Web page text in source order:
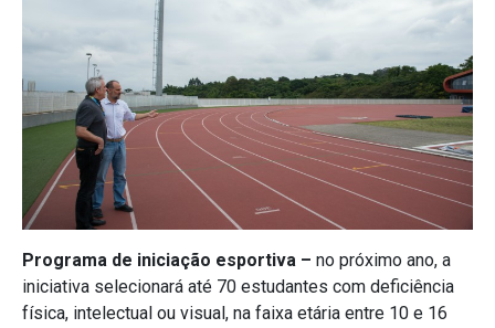
Programa de iniciação esportiva – no próximo ano, a
iniciativa selecionará até 70 estudantes com deficiência
física, intelectual ou visual, na faixa etária entre 10 e 16